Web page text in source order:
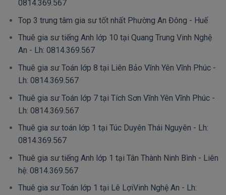
0814.369.567
Top 3 trung tâm gia sư tốt nhất Phường An Đông - Huế
Thuê gia sư tiếng Anh lớp 10 tại Quang Trung Vinh Nghệ
An - Lh: 0814.369.567
Thuê gia sư Toán lớp 8 tại Liên Bảo Vĩnh Yên Vĩnh Phúc -
Lh: 0814.369.567
Thuê gia sư Toán lớp 7 tại Tích Sơn Vĩnh Yên Vĩnh Phúc -
Lh: 0814.369.567
Thuê gia sư toán lớp 1 tại Túc Duyên Thái Nguyên - Lh:
0814.369.567
Thuê gia sư tiếng Anh lớp 1 tại Tân Thành Ninh Bình - Liên
hệ: 0814.369.567
Thuê gia sư Toán lớp 1 tại Lê LợiVinh Nghệ An - Lh: